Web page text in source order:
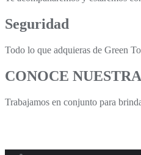
Seguridad
Todo lo que adquieras de Green
CONOCE
Trabajamos en conjunto para